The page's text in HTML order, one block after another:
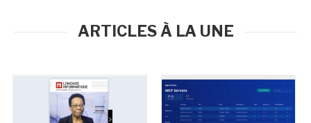
ARTICLES À LA UNE